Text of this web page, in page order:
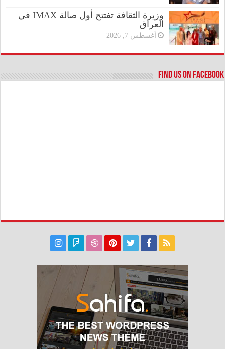
وزيرة الثقافة تفتتح أول صالة IMAX في
العراق
أغسطس 7, 2026
Find us on Facebook